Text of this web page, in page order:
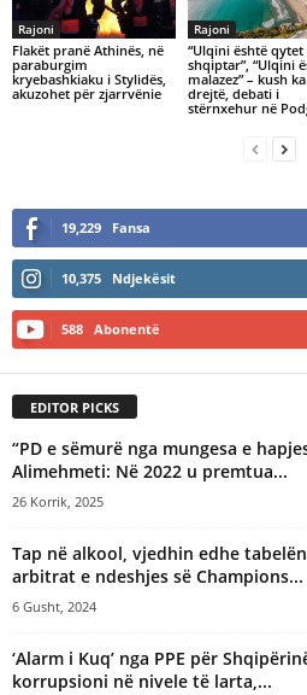
Rajoni
Flakët pranë Athinës, në
paraburgim
kryebashkiaku i Stylidës,
akuzohet për zjarrvënie
Rajoni
​“Ulqini është qytet
shqiptar”, “Ulqini
malazez” – kush
drejtë, debati i
stërnxehur në
19,229 Fansa
10,375 Ndjekësit
588 Abonentë
EDITOR PICKS
“PD e sëmurë nga mungesa e
Alimehmeti: Në 2022 u premtua...
26 Korrik, 2025
Tap në alkool, vjedhin edhe
arbitrat e ndeshjes së Champions...
6 Gusht, 2024
‘Alarm i Kuq’ nga PPE për
korrupsioni në nivele të larta,...